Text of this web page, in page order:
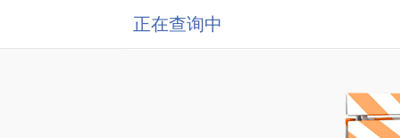
正在查询中